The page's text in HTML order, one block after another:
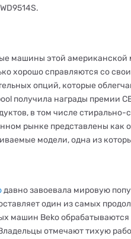
машины этой американской
хорошо справляются со
опций, которые
получила награды премии
в том числе
рынке представлены как
модели, одна из
давно завоевала мировую
один из самых
машин Beko
отмечают тихую